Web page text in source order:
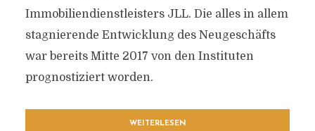
Immobiliendienstleisters JLL. Die alles in allem
stagnierende Entwicklung des Neugeschäfts
war bereits Mitte 2017 von den Instituten
prognostiziert worden.
WEITERLESEN